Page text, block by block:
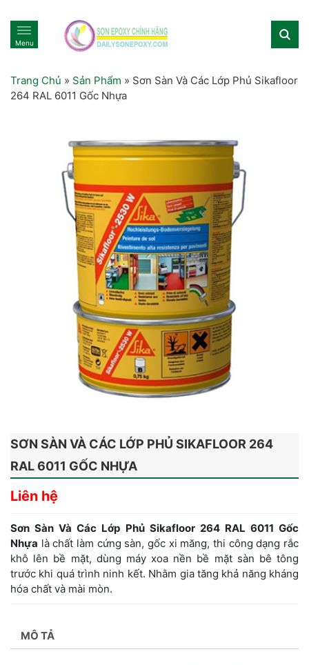
Menu
Trang Chủ » Sản Phẩm » Sơn Sàn Và Các Lớp Phủ Sikafloor
264 RAL 6011 Gốc Nhựa
SƠN SÀN VÀ CÁC LỚP PHỦ SIKAFLOOR 264
RAL 6011 GỐC NHỰA
Liên hệ
Sơn Sàn Và Các Lớp Phủ Sikafloor 264 RAL 6011 Gốc
Nhựa là chất làm cứng sàn, gốc xi măng, thi công dạng rắc
khô lên bề mặt, dùng máy xoa nền bề mặt sàn bê tông
trước khi quá trình ninh kết. Nhằm gia tăng khả năng kháng
hóa chất và mài mòn.
MÔ TẢ